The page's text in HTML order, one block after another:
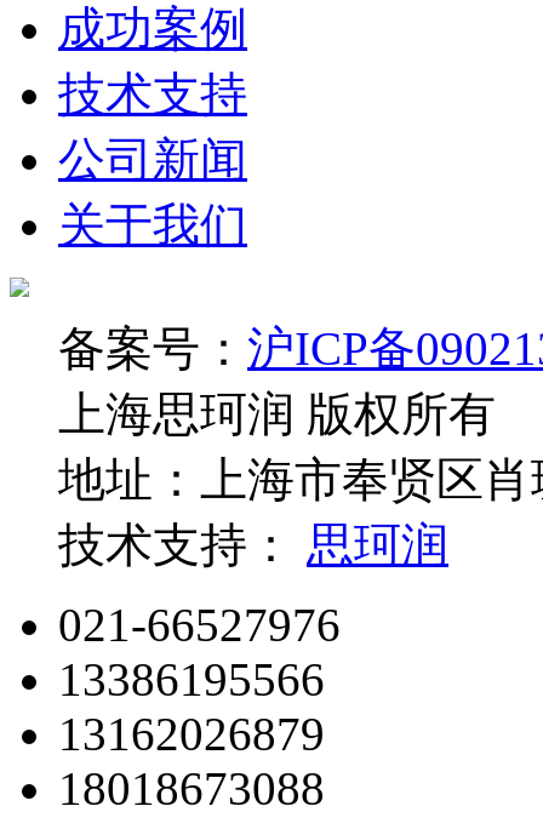
成功案例
技术支持
公司新闻
关于我们
备案号： 沪ICP备
上海思珂润 版权所有
地址：上海市奉贤区肖
技术支持： 思珂润
021-66527976
13386195566
13162026879
18018673088